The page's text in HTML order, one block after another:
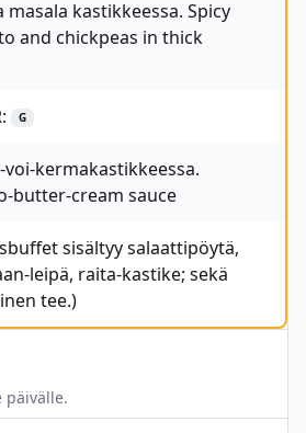
kastikkeessa. Spicy
and chickpeas in thick
G
kermakastikkeessa.
butter-cream sauce
sisältyy salaattipöytä,
leipä, raita-kastike; sekä
tee.)
päivälle.